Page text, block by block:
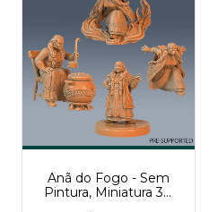
Anã do Fogo - Sem
Pintura, Miniatura 3D